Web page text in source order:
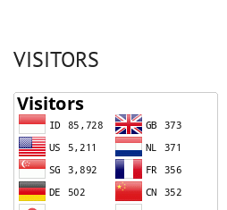
VISITORS